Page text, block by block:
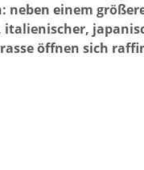
einem
öffnen sich